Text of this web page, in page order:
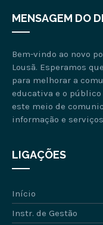
MENSAGEM DO
Bem-vindo ao novo
Lousã. Esperamos
para melhorar a
educativa e o público
este meio de
informação e
LIGAÇÕES
Início
Instr. de Gestão